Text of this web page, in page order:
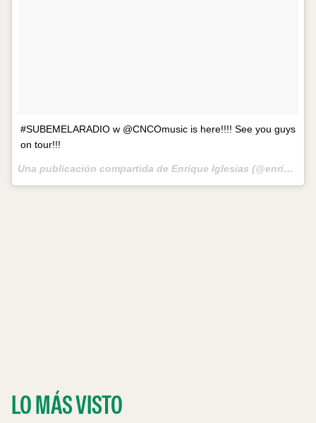
#SUBEMELARADIO w @CNCOmusic is here!!!! See you guys
on tour!!!
Una publicación compartida de Enrique Iglesias (@enriqueiglesias) el
LO MÁS VISTO